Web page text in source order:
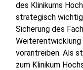
des Klinikums
strategisch
Sicherung des
vorantreiben. Als
zum Klinikum